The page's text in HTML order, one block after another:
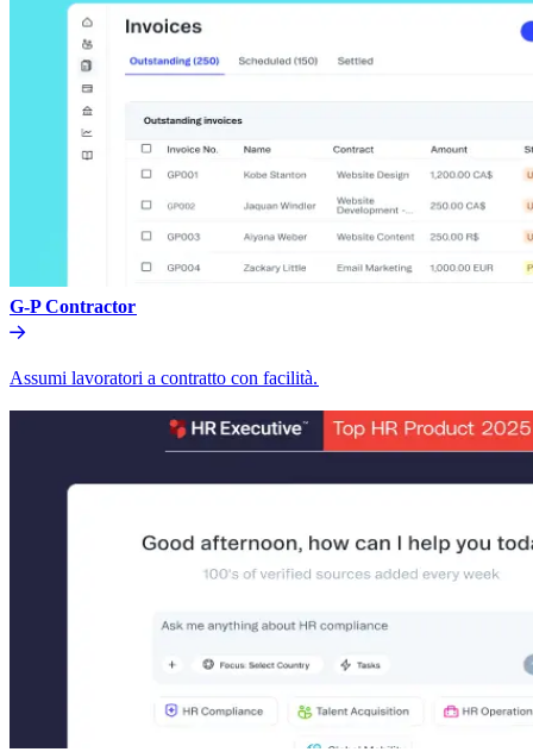
G-P Contractor​​
Assumi lavoratori a contratto con facilità.​​